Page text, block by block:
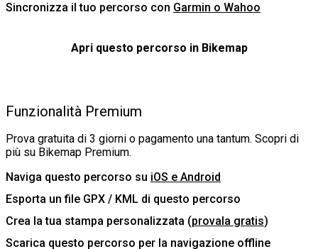
Sincronizza il tuo percorso con Garmin o Wahoo
Apri questo percorso in Bikemap
Funzionalità Premium
Prova gratuita di 3 giorni o pagamento una tantum. Scopri di
più su Bikemap Premium.
Naviga questo percorso su iOS e Android
Esporta un file GPX / KML di questo percorso
Crea la tua stampa personalizzata (provala gratis)
Scarica questo percorso per la navigazione offline